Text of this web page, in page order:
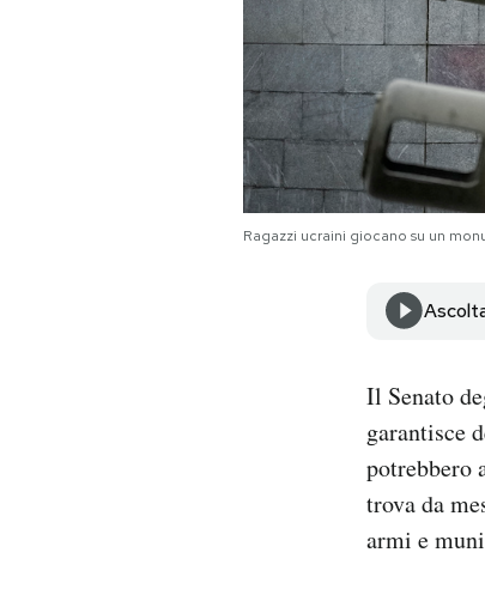
AREA PERSONALE
Ragazzi ucraini giocano su un
Il Senato
garantisce
potrebbero
trova da
armi e